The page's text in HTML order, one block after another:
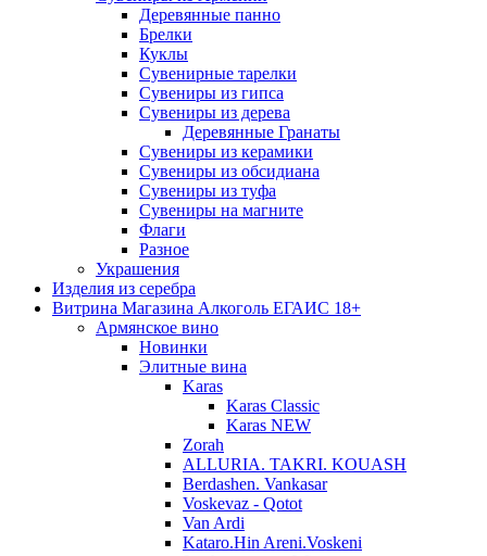
Деревянные панно
Брелки
Куклы
Сувенирные тарелки
Сувениры из гипса
Сувениры из дерева
Деревянные Гранаты
Сувениры из керамики
Сувениры из обсидиана
Сувениры из туфа
Сувениры на магните
Флаги
Разное
Украшения
Изделия из серебра
Витрина Магазина Алкоголь ЕГАИС 18+
Армянское вино
Новинки
Элитные вина
Karas
Karas Classic
Karas NEW
Zorah
ALLURIA. TAKRI. KOUASH
Berdashen. Vankasar
Voskevaz - Qotot
Van Ardi
Kataro.Hin Areni.Voskeni